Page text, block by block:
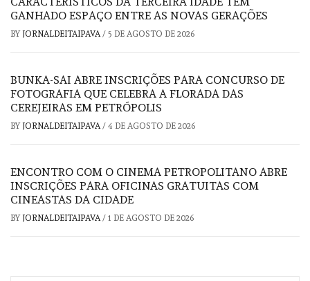
GANHADO ESPAÇO ENTRE AS NOVAS GERAÇÕES
BY JORNALDEITAIPAVA / 5 DE AGOSTO DE 2026
BUNKA-SAI ABRE INSCRIÇÕES PARA CONCURSO DE
FOTOGRAFIA QUE CELEBRA A FLORADA DAS
CEREJEIRAS EM PETRÓPOLIS
BY JORNALDEITAIPAVA / 4 DE AGOSTO DE 2026
ENCONTRO COM O CINEMA PETROPOLITANO ABRE
INSCRIÇÕES PARA OFICINAS GRATUITAS COM
CINEASTAS DA CIDADE
BY JORNALDEITAIPAVA / 1 DE AGOSTO DE 2026